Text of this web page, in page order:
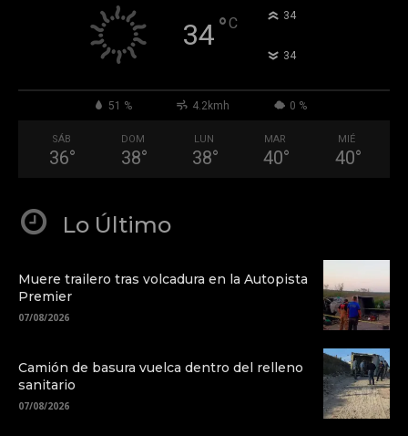
34°C 34°
34°
51 % 4.2kmh 0 %
SÁB
36°
DOM
38°
LUN
38°
MAR
40°
MIÉ
40°
Lo Último
Muere trailero tras volcadura en la Autopista
Premier
07/08/2026
Camión de basura vuelca dentro del relleno
sanitario
07/08/2026